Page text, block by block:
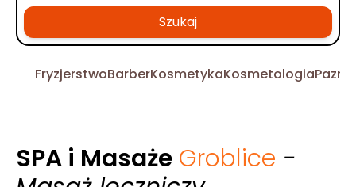
Szukaj
FryzjerstwoBarberKosmetykaKosmetologia
SPA i Masaże Groblice -